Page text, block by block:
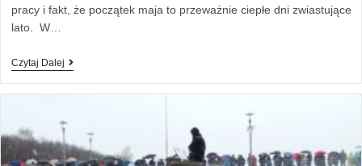
pracy i fakt, że początek maja to przeważnie ciepłe dni zwiastujące
lato. W…
Czytaj Dalej